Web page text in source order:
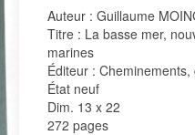
Auteur : Guillaume
Titre : La basse mer,
marines
Éditeur : Cheminements,
État neuf
Dim. 13 x 22
272 pages